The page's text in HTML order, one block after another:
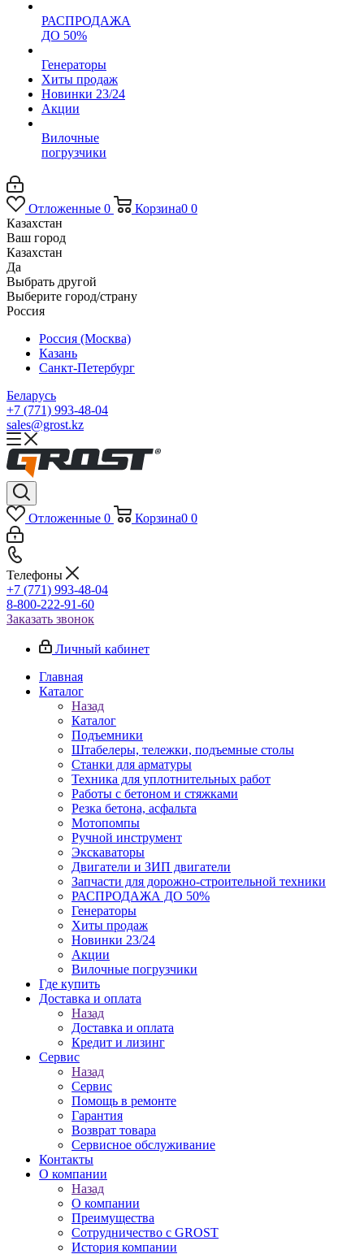
РАСПРОДАЖА
ДО 50%
Генераторы
Хиты продаж
Новинки 23/24
Акции
Вилочные
погрузчики
Отложенные 0 Корзина0 0
Казахстан
Ваш город
Казахстан
Да
Выбрать другой
Выберите город/страну
Россия
Россия (Москва)
Казань
Санкт-Петербург
Беларусь
+7 (771) 993-48-04
sales@grost.kz
Отложенные 0 Корзина0 0
Телефоны
+7 (771) 993-48-04
8-800-222-91-60
Заказать звонок
Личный кабинет
Главная
Каталог
Назад
Каталог
Подъемники
Штабелеры, тележки, подъемные столы
Станки для арматуры
Техника для уплотнительных работ
Работы с бетоном и стяжками
Резка бетона, асфальта
Мотопомпы
Ручной инструмент
Экскаваторы
Двигатели и ЗИП двигатели
Запчасти для дорожно-строительной техники
РАСПРОДАЖА ДО 50%
Генераторы
Хиты продаж
Новинки 23/24
Акции
Вилочные погрузчики
Где купить
Доставка и оплата
Назад
Доставка и оплата
Кредит и лизинг
Сервис
Назад
Сервис
Помощь в ремонте
Гарантия
Возврат товара
Сервисное обслуживание
Контакты
О компании
Назад
О компании
Преимущества
Сотрудничество с GROST
История компании